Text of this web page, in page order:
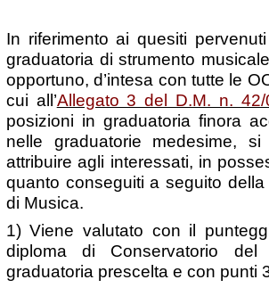
In riferimento ai quesiti
graduatoria di strumento
opportuno, d’intesa con tutte le
cui all’Allegato 3 del D.M. n. 42/
posizioni in graduatoria finora
nelle graduatorie medesime,
attribuire agli interessati, in
quanto conseguiti a seguito
di Musica.
1) Viene valutato con il
diploma di Conservatorio del
graduatoria prescelta e con punti